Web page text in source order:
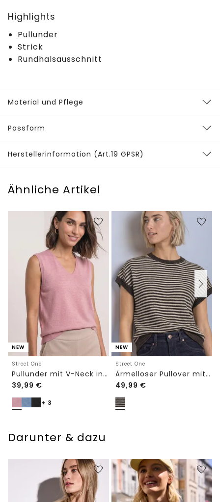
Highlights
Pullunder
Strick
Rundhalsausschnitt
Material und Pflege
Passform
Herstellerinformation (Art.19 GPSR)
Ähnliche Artikel
NEW
Street One
Pullunder mit V-Neck in Unifarbe
39,99 €
+ 3
NEW
Street One
Ärmelloser Pullover mit Rundhals
49,99 €
Darunter & dazu